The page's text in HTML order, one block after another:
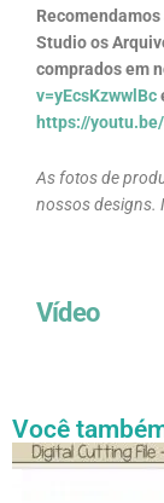
Studio os
comprados em
v=yEcsKzwwlBc
https://
As fotos de
nossos designs.
Vídeo
Você
de